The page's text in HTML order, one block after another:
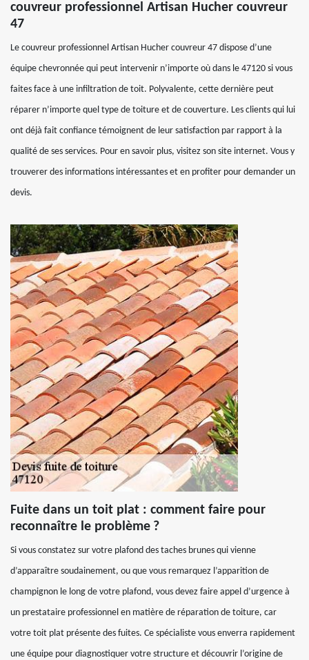
couvreur professionnel Artisan Hucher couvreur
47
Le couvreur professionnel Artisan Hucher couvreur 47 dispose d’une
équipe chevronnée qui peut intervenir n’importe où dans le 47120 si vous
faites face à une infiltration de toit. Polyvalente, cette dernière peut
réparer n’importe quel type de toiture et de couverture. Les clients qui lui
ont déjà fait confiance témoignent de leur satisfaction par rapport à la
qualité de ses services. Pour en savoir plus, visitez son site internet. Vous y
trouverer des informations intéressantes et en profiter pour demander un
devis.
Fuite dans un toit plat : comment faire pour
reconnaître le problème ?
Si vous constatez sur votre plafond des taches brunes qui vienne
d’apparaître soudainement, ou que vous remarquez l’apparition de
champignon le long de votre plafond, vous devez faire appel d’urgence à
un prestataire professionnel en matière de réparation de toiture, car
votre toit plat présente des fuites. Ce spécialiste vous enverra rapidement
une équipe pour diagnostiquer votre structure et découvrir l’origine de